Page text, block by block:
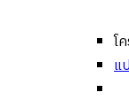
โ
แ